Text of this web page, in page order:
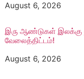
August 6, 2026
இரு ஆண்டுகள் இலக்கு
வேலைத்திட்டம்!
August 6, 2026